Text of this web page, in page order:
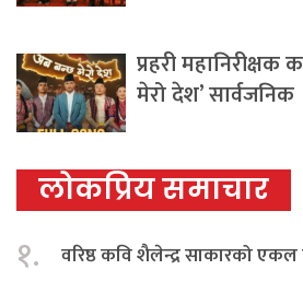
प्रहरी महानिरीक्षक
मेरो देश’ सार्वजनिक
लोकप्रिय समाचार
१. वरिष्ठ कवि शैलेन्द्र साकारको